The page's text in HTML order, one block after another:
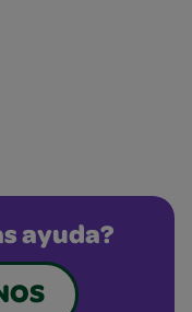
ayuda?